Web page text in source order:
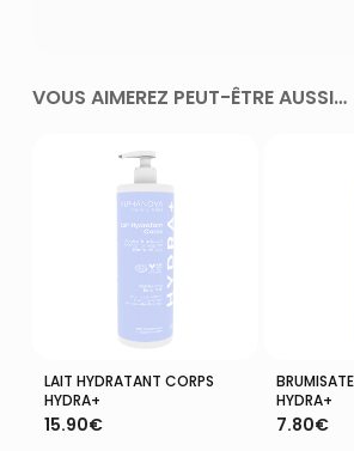
VOUS AIMEREZ PEUT-ÊTRE AUSSI…
Ajouter Au Panier
LAIT HYDRATANT CORPS
HYDRA+
15.90€
HYDRA+
7.80€